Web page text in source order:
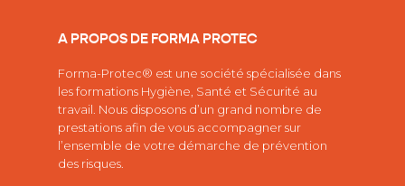
A PROPOS DE FORMA PROTEC
Forma-Protec® est une société spécialisée dans
lesformations Hygiène, Santé et Sécurité au
travail. Nous disposons d’un grand nombre de
prestations afin de vous accompagner sur
l’ensemble de votre démarche de prévention
des risques.